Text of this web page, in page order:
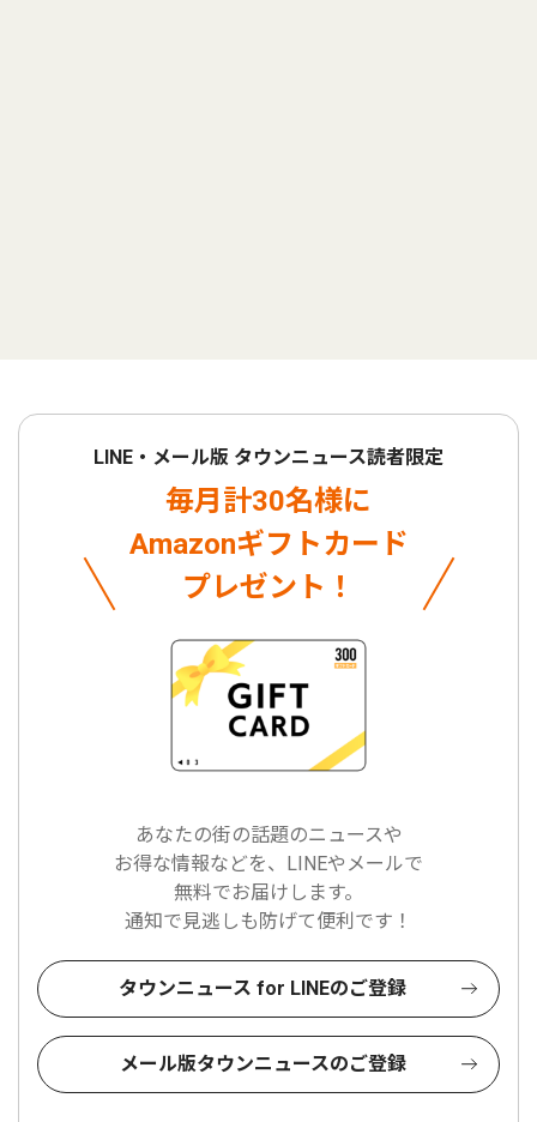
LINE・メール版 タウンニュース読者限定
毎月計30名様に
Amazonギフトカード
プレゼント！
あなたの街の話題のニュースや
お得な情報などを、LINEやメールで
無料でお届けします。
通知で見逃しも防げて便利です！
タウンニュース for LINEのご登録
メール版タウンニュースのご登録